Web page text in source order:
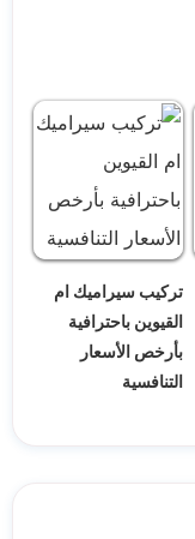
تركيب سيراميك ام
القيوين باحترافية
بأرخص الأسعار
التنافسية